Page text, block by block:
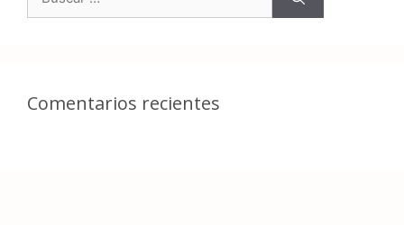
Comentarios recientes